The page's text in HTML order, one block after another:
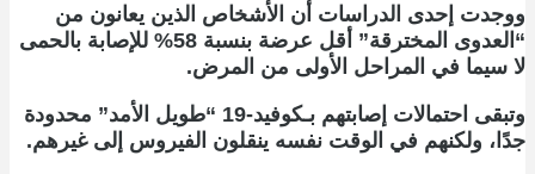
ووجدت إحدى الدراسات أن الأشخاص الذين يعانون من
“العدوى المخترقة” أقل عرضة بنسبة 58% للإصابة بالحمى
لا سيما في المراحل الأولى من المرض.
وتبقى احتمالات إصابتهم بـكوفيد-19 “طويل الأمد” محدودة
جدًا، ولكنهم في الوقت نفسه ينقلون الفيروس إلى غيرهم.